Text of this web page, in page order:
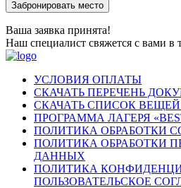
Ваша заявка принята!
Наш специалист свяжется с вами в
УСЛОВИЯ ОПЛАТЫ
СКАЧАТЬ ПЕРЕЧЕНЬ
СКАЧАТЬ СПИСОК ВЕЩЕЙ
ПРОГРАММА ЛАГЕРЯ
ПОЛИТИКА ОБРАБОТКИ
ПОЛИТИКА ОБРАБОТКИ
ДАННЫХ
ПОЛИТИКА
ПОЛЬЗОВАТЕЛЬСКОЕ